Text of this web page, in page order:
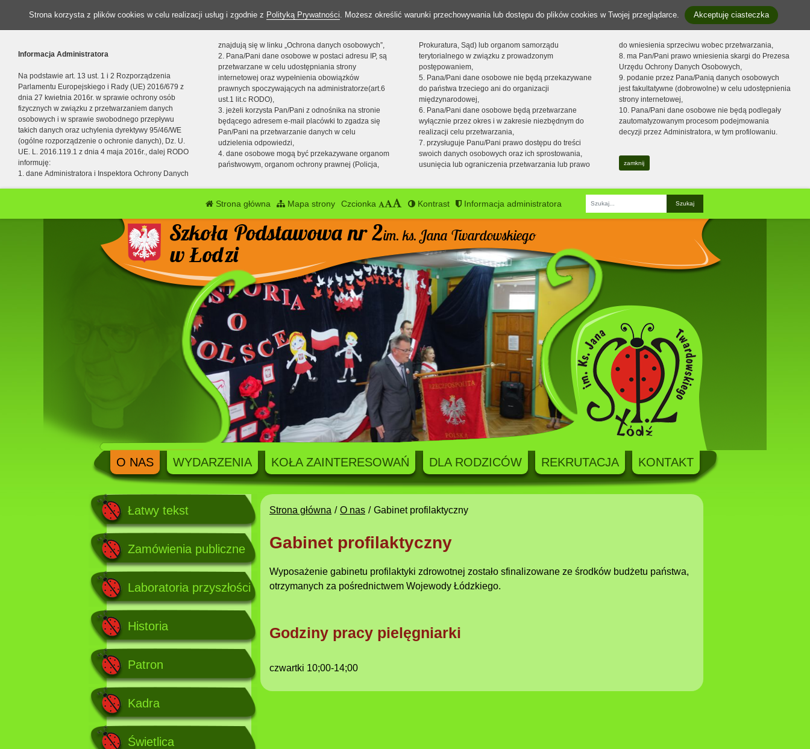
Strona korzysta z plików cookies w celu realizacji usług i zgodnie z Polityką Prywatności. Możesz określić warunki przechowywania lub dostępu do plików cookies w Twojej przeglądarce. Akceptuję ciasteczka
Informacja Administratora
Na podstawie art. 13 ust. 1 i 2 Rozporządzenia
Parlamentu Europejskiego i Rady (UE) 2016/679 z
dnia 27 kwietnia 2016r. w sprawie ochrony osób
fizycznych w związku z przetwarzaniem danych
osobowych i w sprawie swobodnego przepływu
takich danych oraz uchylenia dyrektywy 95/46/WE
(ogólne rozporządzenie o ochronie danych), Dz. U.
UE. L. 2016.119.1 z dnia 4 maja 2016r., dalej RODO
informuję:
1. dane Administratora i Inspektora Ochrony Danych
znajdują się w linku „Ochrona danych osobowych”,
2. Pana/Pani dane osobowe w postaci adresu IP, są
przetwarzane w celu udostępniania strony
internetowej oraz wypełnienia obowiązków
prawnych spoczywających na administratorze(art.6
ust.1 lit.c RODO),
3. jeżeli korzysta Pan/Pani z odnośnika na stronie
będącego adresem e-mail placówki to zgadza się
Pan/Pani na przetwarzanie danych w celu
udzielenia odpowiedzi,
4. dane osobowe mogą być przekazywane organom
państwowym, organom ochrony prawnej (Policja,
Prokuratura, Sąd) lub organom samorządu
terytorialnego w związku z prowadzonym
postępowaniem,
5. Pana/Pani dane osobowe nie będą przekazywane
do państwa trzeciego ani do organizacji
międzynarodowej,
6. Pana/Pani dane osobowe będą przetwarzane
wyłącznie przez okres i w zakresie niezbędnym do
realizacji celu przetwarzania,
7. przysługuje Panu/Pani prawo dostępu do treści
swoich danych osobowych oraz ich sprostowania,
usunięcia lub ograniczenia przetwarzania lub prawo
do wniesienia sprzeciwu wobec przetwarzania,
8. ma Pan/Pani prawo wniesienia skargi do Prezesa
Urzędu Ochrony Danych Osobowych,
9. podanie przez Pana/Panią danych osobowych
jest fakultatywne (dobrowolne) w celu udostępnienia
strony internetowej,
10. Pana/Pani dane osobowe nie będą podlegały
zautomatyzowanym procesom podejmowania
decyzji przez Administratora, w tym profilowaniu.
zamknij
Strona główna Mapa strony Czcionka Kontrast Informacja administratora
Fraza
Szkoła Podstawowa nr 2im. ks. Jana Twardowskiego
w Łodzi
O NAS WYDARZENIA KOŁA ZAINTERESOWAŃ DLA RODZICÓW REKRUTACJA KONTAKT
Strona główna O nas Gabinet profilaktyczny
Gabinet profilaktyczny
Wyposażenie gabinetu profilaktyki zdrowotnej zostało sfinalizowane ze środków budżetu państwa,
otrzymanych za pośrednictwem Wojewody Łódzkiego.
Godziny pracy pielęgniarki
czwartki 10;00-14;00
Łatwy tekst
Zamówienia publiczne
Laboratoria przyszłości
Historia
Patron
Kadra
Świetlica